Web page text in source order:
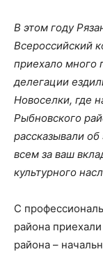
В этом году
Всероссийский
приехало много
делегации
Новоселки, где
Рыбновского
рассказывали
всем за ваш
культурного
С
района
района –